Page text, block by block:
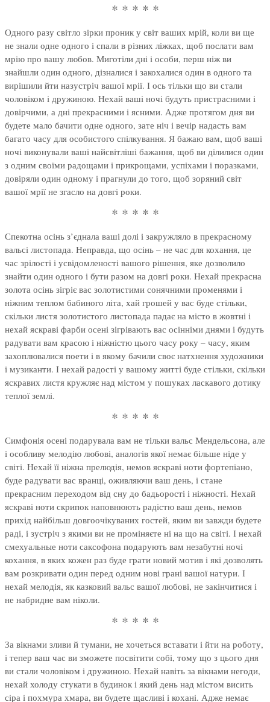
* * * * *
Одного разу світло зірки проник у світ ваших мрій, коли ви ще
не знали одне одного і спали в різних ліжках, щоб послати вам
мрію про вашу любов. Миготіли дні і особи, перш ніж ви
знайшли один одного, дізналися і закохалися один в одного та
вирішили йти назустріч вашої мрії. І ось тільки що ви стали
чоловіком і дружиною. Нехай ваші ночі будуть пристрасними і
довірчими, а дні прекрасними і ясними. Адже протягом дня ви
будете мало бачити одне одного, зате ніч і вечір надасть вам
багато часу для особистого спілкування. Я бажаю вам, щоб ваші
ночі виконували ваші найсвітліші бажання, щоб ви ділилися один
з одним своїми радощами і прикрощами, успіхами і поразками,
довіряли один одному і прагнули до того, щоб зоряний світ
вашої мрії не згасло на довгі роки.
* * * * *
Спекотна осінь з’єднала ваші долі і закружляло в прекрасному
вальсі листопада. Неправда, що осінь – не час для кохання, це
час зрілості і усвідомленості вашого рішення, яке дозволило
знайти один одного і бути разом на довгі роки. Нехай прекрасна
золота осінь зігріє вас золотистими сонячними променями і
ніжним теплом бабиного літа, хай грошей у вас буде стільки,
скільки листя золотистого листопада падає на місто в жовтні і
нехай яскраві фарби осені зігрівають вас осінніми днями і будуть
радувати вам красою і ніжністю цього часу року – часу, яким
захоплювалися поети і в якому бачили своє натхнення художники
і музиканти. І нехай радості у вашому житті буде стільки, скільки
яскравих листя кружляє над містом у пошуках ласкавого дотику
теплої землі.
* * * * *
Симфонія осені подарувала вам не тільки вальс Мендельсона, але
і особливу мелодію любові, аналогів якої немає більше ніде у
світі. Нехай її ніжна прелюдія, немов яскраві ноти фортепіано,
буде радувати вас вранці, оживляючи ваш день, і стане
прекрасним переходом від сну до бадьорості і ніжності. Нехай
яскраві ноти скрипок наповнюють радістю ваш день, немов
прихід найбільш довгоочікуваних гостей, яким ви завжди будете
раді, і зустріч з якими ви не проміняєте ні на що на світі. І нехай
смехуальные ноти саксофона подарують вам незабутні ночі
кохання, в яких кожен раз буде грати новий мотив і які дозволять
вам розкривати один перед одним нові грані вашої натури. І
нехай мелодія, як казковий вальс вашої любові, не закінчитися і
не набридне вам ніколи.
* * * * *
За вікнами зливи й тумани, не хочеться вставати і йти на роботу,
і тепер ваш час ви зможете посвітити собі, тому що з цього дня
ви стали чоловіком і дружиною. Нехай навіть за вікнами негоди,
нехай холоду стукати в будинок і який день над містом висить
сіра і похмура хмара, ви будете щасливі і кохані. Адже немає